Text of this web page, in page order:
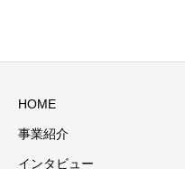
HOME
事業紹介
インタビュー